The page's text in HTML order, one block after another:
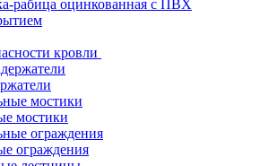
рабица оцинкованная с ПВХ
кровли
мостики
ограждения